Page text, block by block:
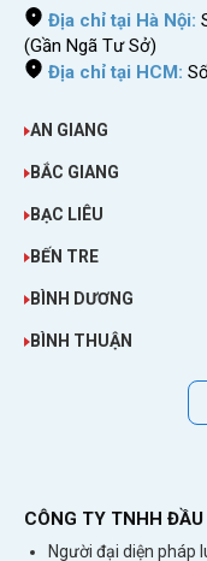
Địa chỉ tại Hà Nội:
(Gần Ngã Tư Sở)
Địa chỉ tại HCM:
AN GIANG
BẮC GIANG
BẠC LIÊU
BẾN TRE
BÌNH DƯƠNG
BÌNH THUẬN
CÔNG TY TNHH
Người đại diện pháp